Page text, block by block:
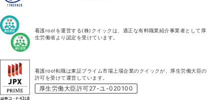
看護roo!を運営する(株)クイックは、適正な有料職業紹介事業者として厚
生労働省より認定を受けています。
看護roo!転職は東証プライム市場上場企業のクイックが、厚生労働大臣の
許可を受けて運営しています。
厚生労働大臣許可27-ユ-020100